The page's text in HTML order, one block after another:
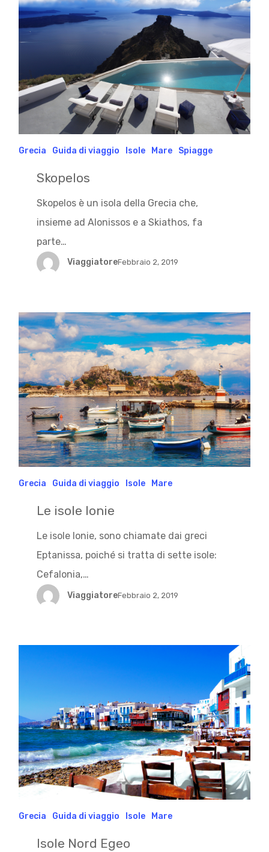
Grecia Guida di viaggio Isole Mare Spiagge
Skopelos
Skopelos è un isola della Grecia che,
insieme ad Alonissos e a Skiathos, fa
parte…
ViaggiatoreFebbraio 2, 2019
Grecia Guida di viaggio Isole Mare
Le isole Ionie
Le isole Ionie, sono chiamate dai greci
Eptanissa, poiché si tratta di sette isole:
Cefalonia,…
ViaggiatoreFebbraio 2, 2019
Grecia Guida di viaggio Isole Mare
Isole Nord Egeo